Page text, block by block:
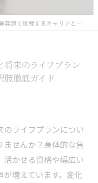
師で挑戦するキャリアと将来のライフプランを実現するための新しい選択肢徹底ガイド
来のライフプラン
肢徹底ガイド
ライフプランについ
せんか？身体的な負
かせる資格や幅広い
増えています。変化